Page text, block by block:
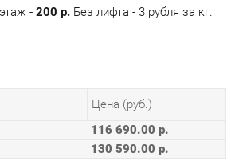
116 690.00 р.
130 590.00 р.